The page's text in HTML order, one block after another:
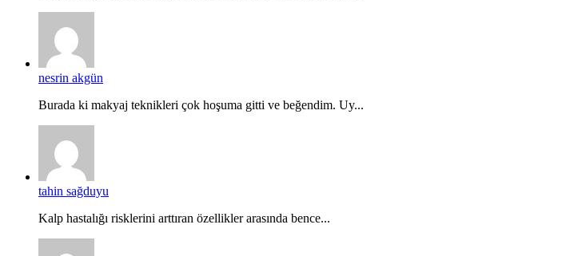
nesrin akgün
Burada ki makyaj teknikleri çok hoşuma gitti ve beğendim. Uy...
tahin sağduyu
Kalp hastalığı risklerini arttıran özellikler arasında bence...